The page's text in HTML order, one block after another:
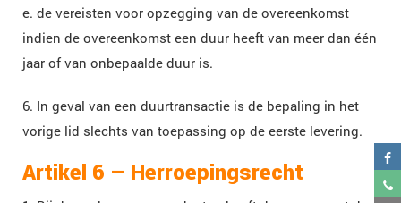
e. de vereisten voor opzegging van de overeenkomst
indien de overeenkomst een duur heeft van meer dan één
jaar of van onbepaalde duur is.
6. In geval van een duurtransactie is de bepaling in het
vorige lid slechts van toepassing op de eerste levering.
Artikel 6 – Herroepingsrecht